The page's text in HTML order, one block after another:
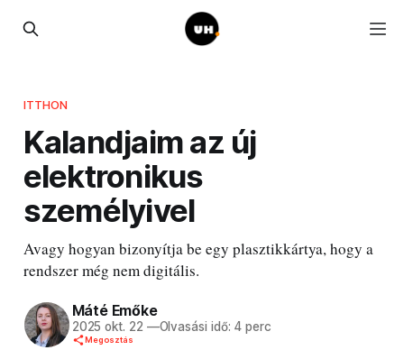
ITTHON
Kalandjaim az új
elektronikus
személyivel
Avagy hogyan bizonyítja be egy plasztikkártya, hogy a
rendszer még nem digitális.
Máté Emőke
2025 okt. 22 —Olvasási idő: 4 perc
Megosztás